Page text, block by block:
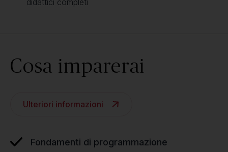
didattici completi
Cosa imparerai
Ulteriori informazioni
Fondamenti di programmazione